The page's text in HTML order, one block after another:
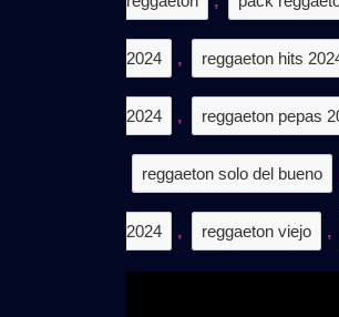
2024 , reggaeton hits
2024 , reggaeton pepas
reggaeton solo del bueno
2024 , reggaeton viejo ,